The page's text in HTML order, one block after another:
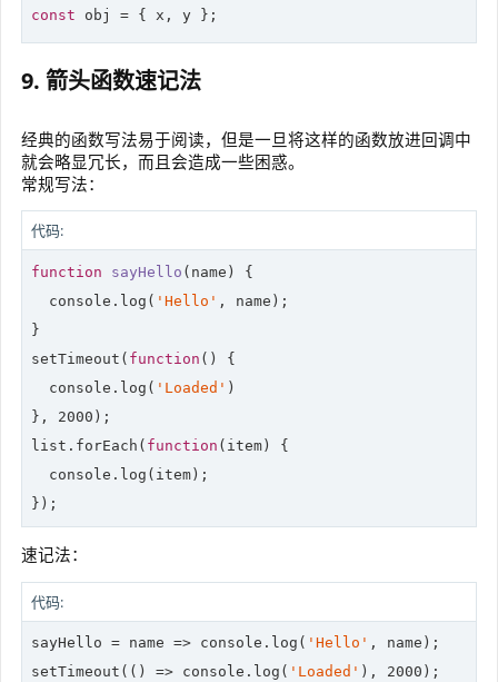
const obj = { x, y };
9. 箭头函数速记法
经典的函数写法易于阅读，但是一旦将这样的函数放进回调中
就会略显冗长，而且会造成一些困惑。
常规写法：
代码:
function sayHello ( name ) {
console .log( 'Hello' , name);
}
setTimeout( function ( ) {
console .log( 'Loaded' )
}, 2000 );
list.forEach( function ( item ) {
console .log(item);
});
速记法：
代码:
sayHello = name => console .log( 'Hello' , name);
setTimeout( () => console .log( 'Loaded' ), 2000 );